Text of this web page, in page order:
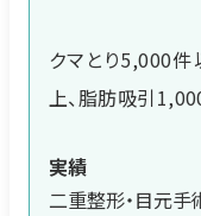
クマとり5,000
上、脂肪吸引
実績
二重整形・目元